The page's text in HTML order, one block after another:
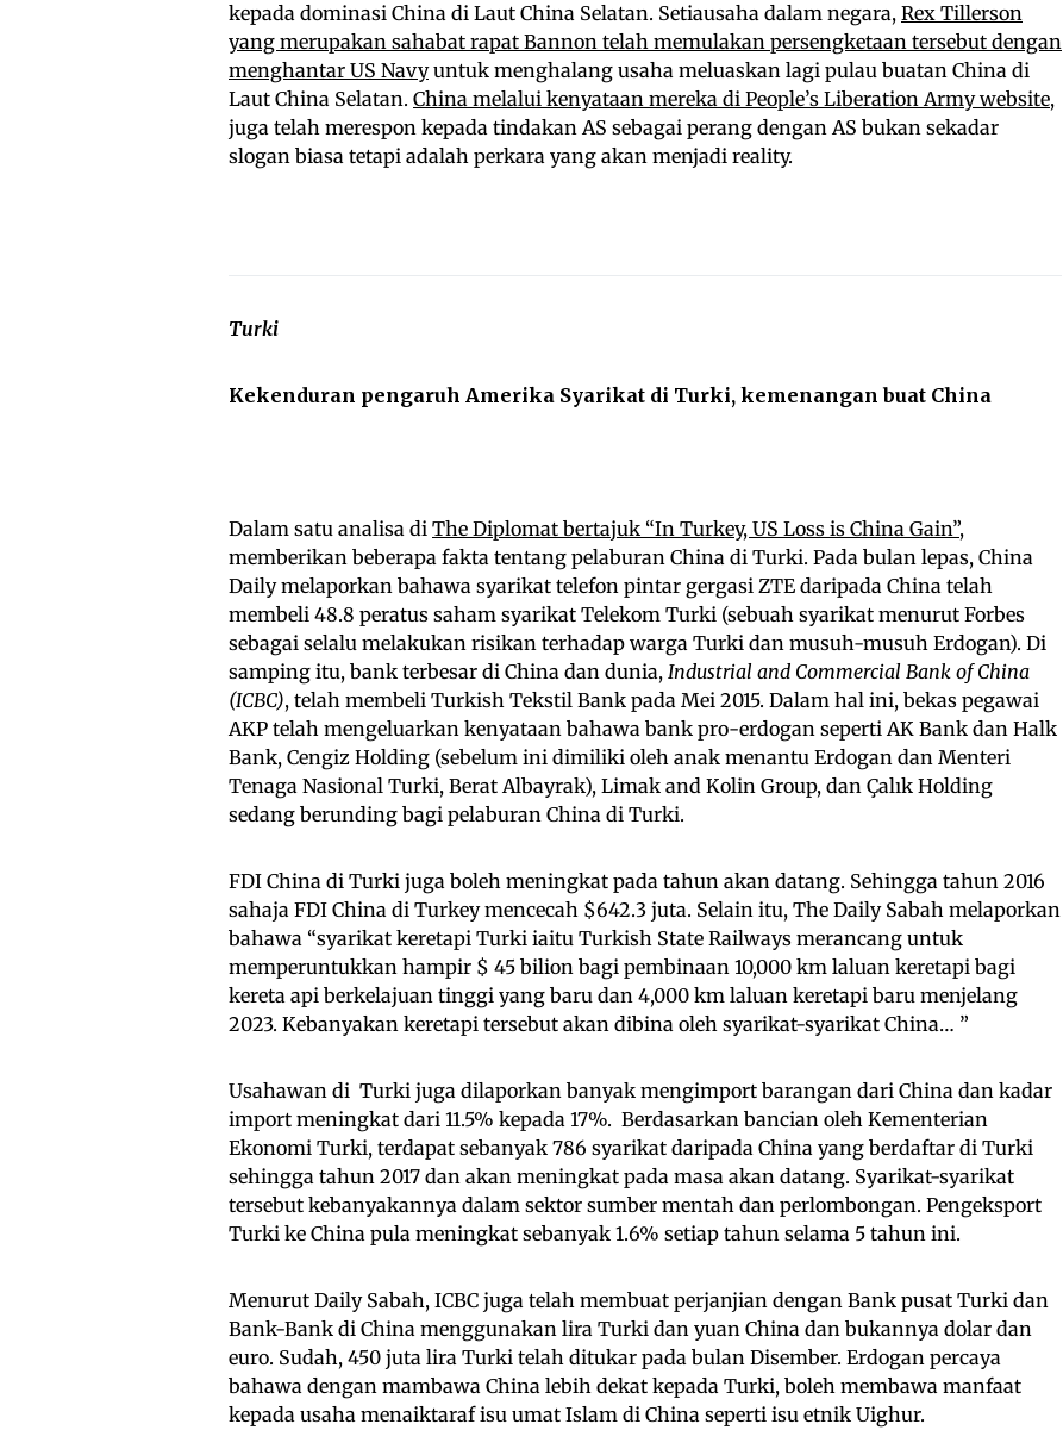
kepada dominasi China di Laut China Selatan. Setiausaha dalam negara, Rex Tillerson
yang merupakan sahabat rapat Bannon telah memulakan persengketaan tersebut dengan
menghantar US Navyuntuk menghalang usaha meluaskan lagi pulau buatan China di
Laut China Selatan. China melalui kenyataan mereka di People’s Liberation Army website,
juga telah merespon kepada tindakan AS sebagai perang dengan AS bukan sekadar
slogan biasa tetapi adalah perkara yang akan menjadi reality.
Turki
Kekenduran pengaruh Amerika Syarikat di Turki, kemenangan buat China
Dalam satu analisa di The Diplomat bertajuk “In Turkey, US Loss is China Gain”,
memberikan beberapa fakta tentang pelaburan China di Turki. Pada bulan lepas, China
Daily melaporkan bahawa syarikat telefon pintar gergasi ZTE daripada China telah
membeli 48.8 peratus saham syarikat Telekom Turki (sebuah syarikat menurut Forbes
sebagai selalu melakukan risikan terhadap warga Turki dan musuh-musuh Erdogan). Di
samping itu, bank terbesar di China dan dunia, Industrial and Commercial Bank of China
(ICBC), telah membeli Turkish Tekstil Bank pada Mei 2015. Dalam hal ini, bekas pegawai
AKP telah mengeluarkan kenyataan bahawa bank pro-erdogan seperti AK Bank dan Halk
Bank, Cengiz Holding (sebelum ini dimiliki oleh anak menantu Erdogan dan Menteri
Tenaga Nasional Turki, Berat Albayrak), Limak and Kolin Group, dan Çalık Holding
sedang berunding bagi pelaburan China di Turki.
FDI China di Turki juga boleh meningkat pada tahun akan datang. Sehingga tahun 2016
sahaja FDI China di Turkey mencecah $642.3 juta. Selain itu, The Daily Sabah melaporkan
bahawa “syarikat keretapi Turki iaitu Turkish State Railways merancang untuk
memperuntukkan hampir $ 45 bilion bagi pembinaan 10,000 km laluan keretapi bagi
kereta api berkelajuan tinggi yang baru dan 4,000 km laluan keretapi baru menjelang
2023. Kebanyakan keretapi tersebut akan dibina oleh syarikat-syarikat China… ”
Usahawan di Turki juga dilaporkan banyak mengimport barangan dari China dan kadar
import meningkat dari 11.5% kepada 17%. Berdasarkan bancian oleh Kementerian
Ekonomi Turki, terdapat sebanyak 786 syarikat daripada China yang berdaftar di Turki
sehingga tahun 2017 dan akan meningkat pada masa akan datang. Syarikat-syarikat
tersebut kebanyakannya dalam sektor sumber mentah dan perlombongan. Pengeksport
Turki ke China pula meningkat sebanyak 1.6% setiap tahun selama 5 tahun ini.
Menurut Daily Sabah, ICBC juga telah membuat perjanjian dengan Bank pusat Turki dan
Bank-Bank di China menggunakan lira Turki dan yuan China dan bukannya dolar dan
euro. Sudah, 450 juta lira Turki telah ditukar pada bulan Disember. Erdogan percaya
bahawa dengan mambawa China lebih dekat kepada Turki, boleh membawa manfaat
kepada usaha menaiktaraf isu umat Islam di China seperti isu etnik Uighur.